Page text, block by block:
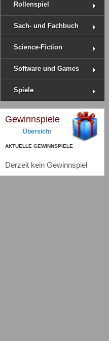
Rollenspiel
Sach- und Fachbuch
Science-Fiction
Software und Games
Spiele
Gewinnspiele
Übersicht
AKTUELLE GEWINNSPIELE
Derzeit kein Gewinnspiel